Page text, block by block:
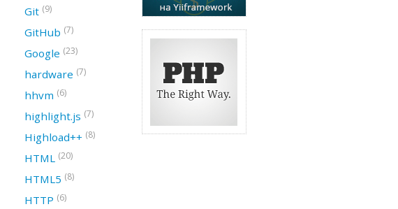
Git (9)
GitHub (7)
Google (23)
hardware (7)
hhvm (6)
highlight.js (7)
Highload++ (8)
HTML (20)
HTML5 (8)
HTTP (6)